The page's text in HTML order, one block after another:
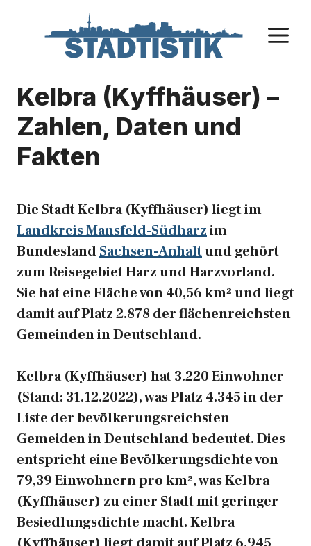
Kelbra (Kyffhäuser) –
Zahlen, Daten und
Fakten
Die Stadt Kelbra (Kyffhäuser) liegt im
Landkreis Mansfeld-Südharzim
BundeslandSachsen-Anhaltund gehört
zum Reisegebiet Harz und Harzvorland.
Sie hat eine Fläche von 40,56 km² und liegt
damit auf Platz 2.878 der flächenreichsten
Gemeinden in Deutschland.
Kelbra (Kyffhäuser) hat 3.220 Einwohner
(Stand: 31.12.2022), was Platz 4.345 in der
Liste der bevölkerungsreichsten
Gemeiden in Deutschland bedeutet. Dies
entspricht eine Bevölkerungsdichte von
79,39 Einwohnern pro km², was Kelbra
(Kyffhäuser) zu einer Stadt mit geringer
Besiedlungsdichte macht. Kelbra